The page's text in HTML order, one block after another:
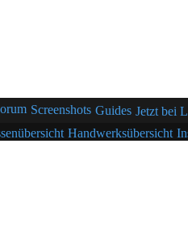
Screenshots Guides Jetzt bei
Handwerksübersicht